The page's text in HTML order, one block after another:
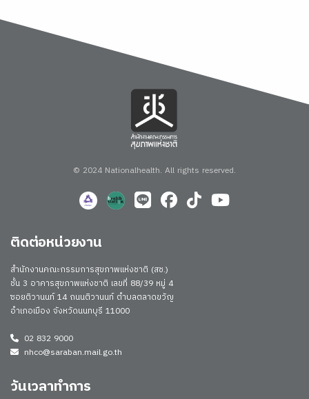
© 2024 Nationalhealth. All rights reserved.
ติดต่อหน่วยงาน
สำนักงานคณะกรรมการสุขภาพแห่งชาติ (สช.)
ชั้น 3 อาคารสุขภาพแห่งชาติ เลขที่ 88/39 หมู่ 4
ซอยติวานนท์ 14 ถนนติวานนท์ ตำบลตลาดขวัญ
อำเภอเมือง จังหวัดนนทบุรี 11000
02 832 9000
nhco@saraban.mail.go.th
วันเวลาทำการ